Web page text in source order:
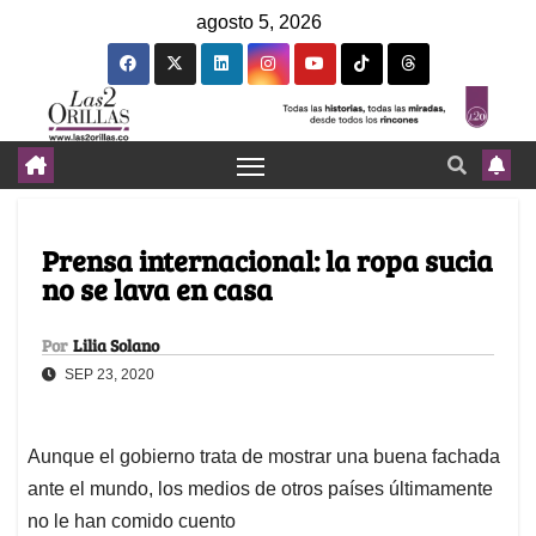
agosto 5, 2026
Prensa internacional: la ropa sucia
no se lava en casa
Por Lilia Solano
SEP 23, 2020
Aunque el gobierno trata de mostrar una buena fachada
ante el mundo, los medios de otros países últimamente
no le han comido cuento